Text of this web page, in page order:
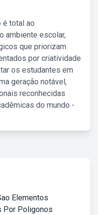
é total ao
ambiente escolar,
que priorizam
por criatividade
os estudantes em
geração notável,
reconhecidas
do mundo -
Elementos
Por Poligonos